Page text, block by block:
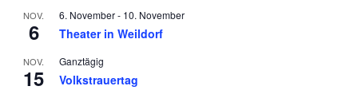
NOV.
6
6. November- 10. November
Theater in Weildorf
NOV.
15
Ganztägig
Volkstrauertag